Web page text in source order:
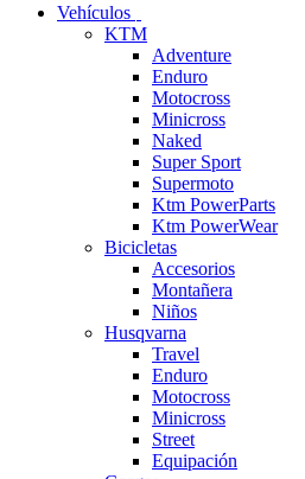
Vehículos
KTM
Adventure
Enduro
Motocross
Minicross
Naked
Super Sport
Supermoto
Ktm PowerParts
Ktm PowerWear
Bicicletas
Accesorios
Montañera
Niños
Husqvarna
Travel
Enduro
Motocross
Minicross
Street
Equipación